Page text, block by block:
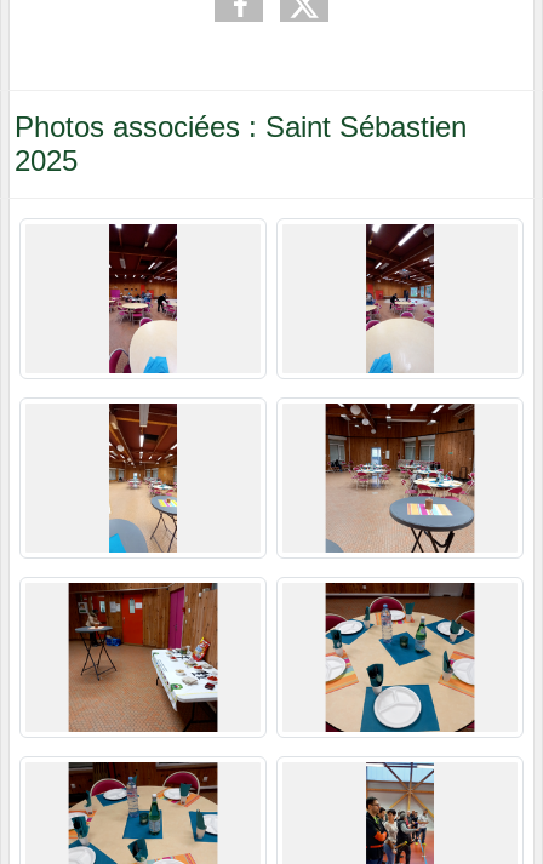
Photos associées : Saint Sébastien
2025